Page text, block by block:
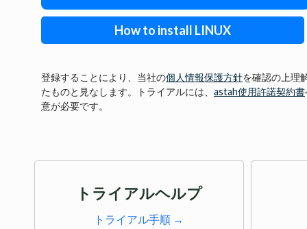
How to install LINUX
登録することにより、当社の個人情報保護方針を確認の上理
たものと見なします。トライアルには、 astah使用許諾契約書
意が必要です。
トライアルヘルプ
トライアル手順 →